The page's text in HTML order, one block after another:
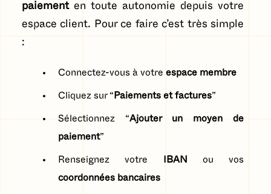
paiementen toute autonomie depuis votre
espace client. Pour ce faire c’est très simple
:
Connectez-vous à votre espace membre
Cliquez sur “ Paiements et factures”
Sélectionnez “Ajouter un moyen de
paiement”
Renseignez votre IBAN
ou vos
coordonnées bancaires